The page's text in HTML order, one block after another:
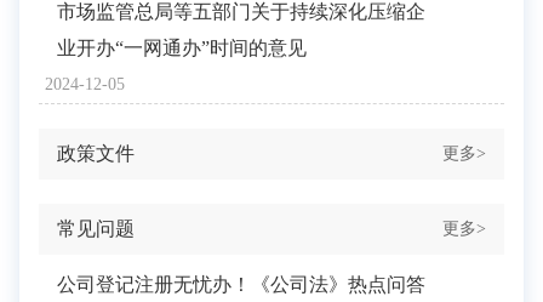
2024-12-05
市场监管总局等五部门关于持续深化压缩企
业开办“一网通办”时间的意见
政策文件 更多>
常见问题 更多>
公司登记注册无忧办！《公司法》热点问答